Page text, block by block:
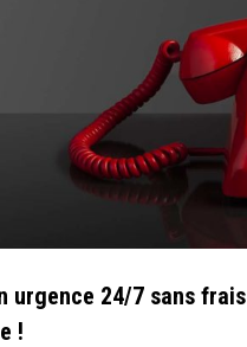
urgence 24/7 sans frais
!